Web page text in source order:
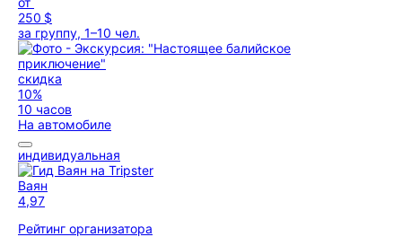
250 $
за группу, 1–10 чел.
скидка
10%
10 часов
На автомобиле
индивидуальная
Ваян
4,97
Рейтинг организатора